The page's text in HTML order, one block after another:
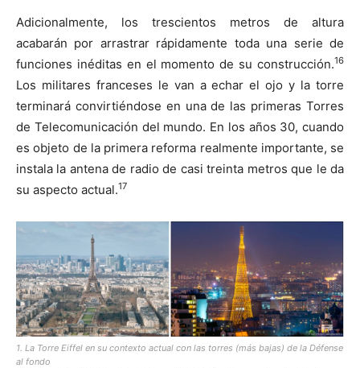
Adicionalmente, los trescientos metros de altura
acabarán por arrastrar rápidamente toda una serie de
funciones inéditas en el momento de su construcción.16
Los militares franceses le van a echar el ojo y la torre
terminará convirtiéndose en una de las primeras Torres
de Telecomunicación del mundo. En los años 30, cuando
es objeto de la primera reforma realmente importante, se
instala la antena de radio de casi treinta metros que le da
su aspecto actual.17
1. La Torre Eiffel en su contexto actual con las torres (más bajas) de la Défense
al fondo